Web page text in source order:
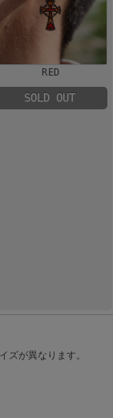
RED
SOLD OUT
が異なります。